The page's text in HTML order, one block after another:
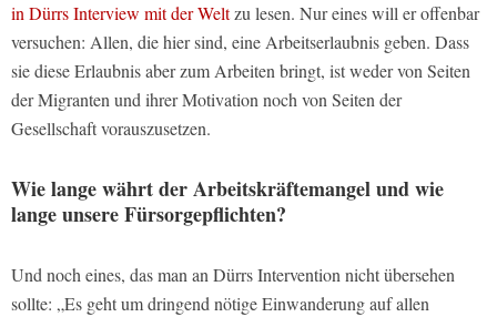
in Dürrs Interview mit der Weltzu lesen. Nur eines will er offenbar
versuchen: Allen, die hier sind, eine Arbeitserlaubnis geben. Dass
sie diese Erlaubnis aber zum Arbeiten bringt, ist weder von Seiten
der Migranten und ihrer Motivation noch von Seiten der
Gesellschaft vorauszusetzen.
Wie lange währt der Arbeitskräftemangel und wie
lange unsere Fürsorgepflichten?
Und noch eines, das man an Dürrs Intervention nicht übersehen
sollte: „Es geht um dringend nötige Einwanderung auf allen